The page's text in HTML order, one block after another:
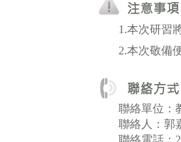
1.本次研習
2.本次敬備
聯絡單位：
聯絡人：郭
聯絡電話：